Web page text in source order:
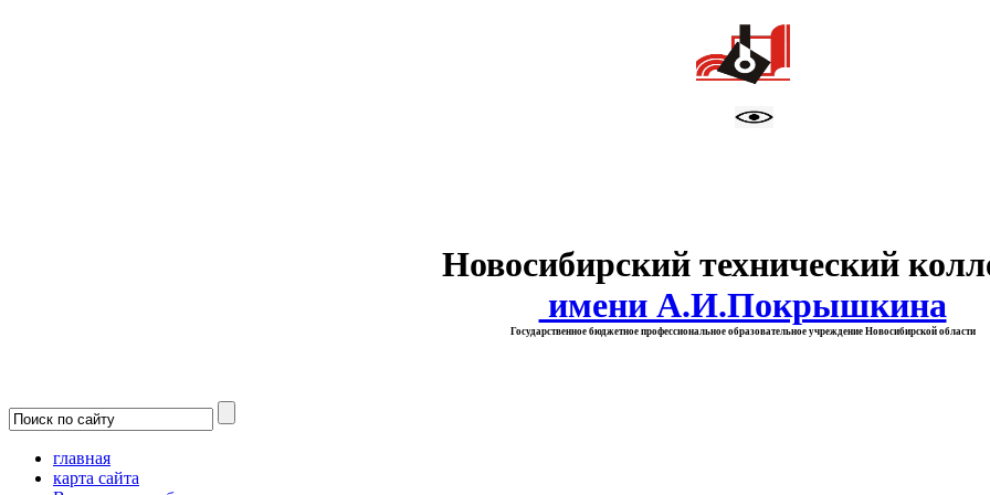
Новосибирский технический
имени А.И.Покрышкина
Государственное бюджетное профессиональное образовательное учреждение Новосибирской области
главная
карта сайта